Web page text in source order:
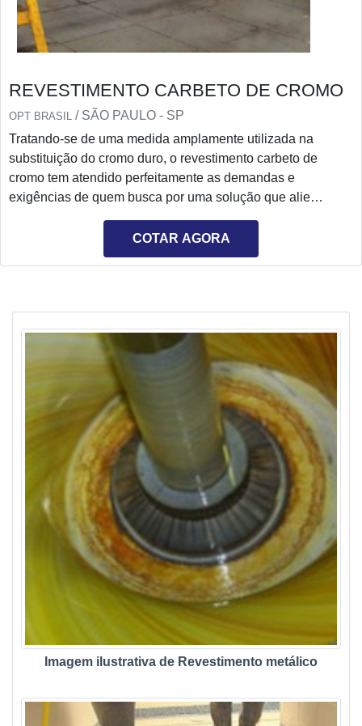
REVESTIMENTO CARBETO DE CROMO
OPT BRASIL / SÃO PAULO - SP
Tratando-se de uma medida amplamente utilizada na
substituição do cromo duro, o revestimento carbeto de
cromo tem atendido perfeitamente as demandas e
exigências de quem busca por uma solução que alie
revestimento é o responsável por atribuir muitas qualidades
ao produto que será revestido, tornando-o viável ou ainda
revestimento possui, entr
COTAR AGORA
Imagem ilustrativa de Revestimento metálico